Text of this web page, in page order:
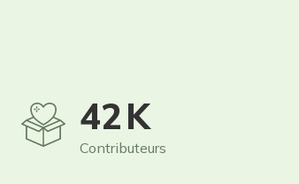
60K
Contributeurs